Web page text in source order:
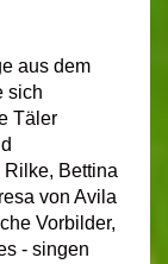
aus dem
sich
Täler
Bettina
von Avila
Vorbilder,
- singen